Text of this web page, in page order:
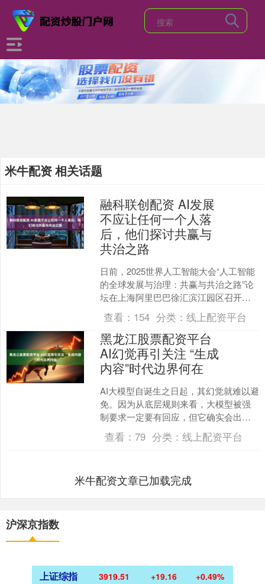
米牛配资 相关话题
融科联创配资 AI发展
不应让任何一个人落
后，他们探讨共赢与
共治之路
日前，2025世界人工智能大会“人工智能
的全球发展与治理：共赢与共治之路”论
坛在上海阿里巴巴徐汇滨江园区召开。
本次论坛聚焦人工智能全球治理框架协
同建设，倡导以“....
查看： 154 分类： 线上配资平台
黑龙江股票配资平台
AI幻觉再引关注 “生成
内容”时代边界何在
AI大模型自诞生之日起，其幻觉就难以避
免。因为从底层规则来看，大模型被强
制要求一定要有回应，但它确实会出现
无法回答的情况，自然就会胡说八道。
一边是厂商不断加高的....
查看：79 分类：线上配资平台
米牛配资文章已加载完成
沪深京指数
上证综指 3919.51 +19.16 +0.49%